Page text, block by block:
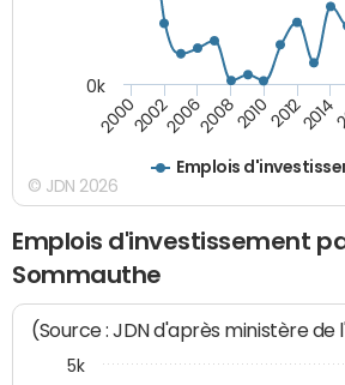
Emplois
2000200220062008201020122014
0k
© JDN 2026
Emplois d'investissement
Sommauthe
(Source : JDN d'après ministère de
5k